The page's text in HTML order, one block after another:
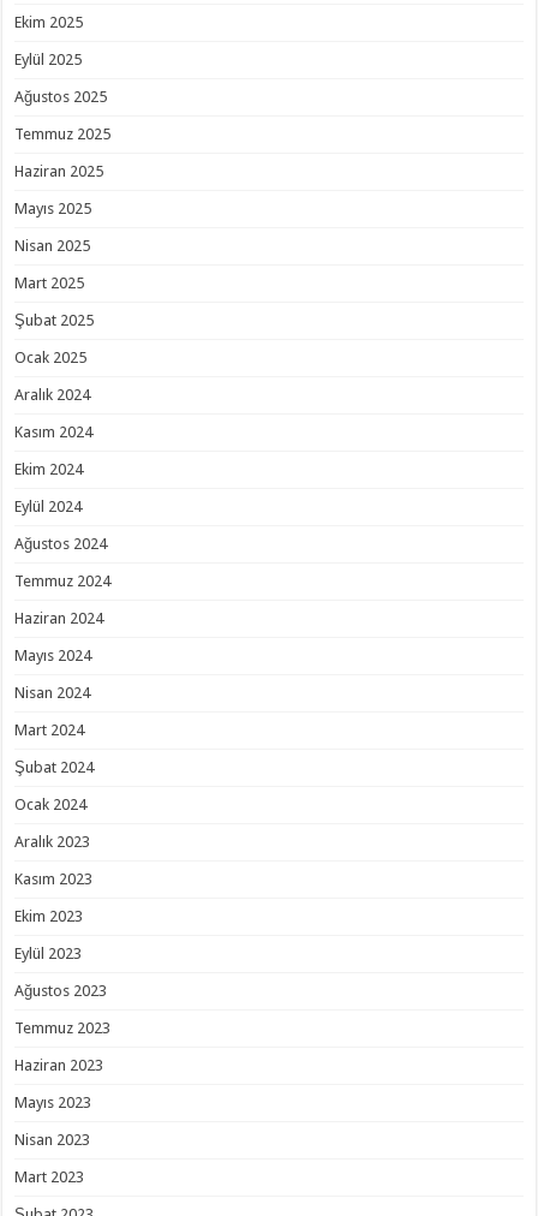
Ekim 2025
Eylül 2025
Ağustos 2025
Temmuz 2025
Haziran 2025
Mayıs 2025
Nisan 2025
Mart 2025
Şubat 2025
Ocak 2025
Aralık 2024
Kasım 2024
Ekim 2024
Eylül 2024
Ağustos 2024
Temmuz 2024
Haziran 2024
Mayıs 2024
Nisan 2024
Mart 2024
Şubat 2024
Ocak 2024
Aralık 2023
Kasım 2023
Ekim 2023
Eylül 2023
Ağustos 2023
Temmuz 2023
Haziran 2023
Mayıs 2023
Nisan 2023
Mart 2023